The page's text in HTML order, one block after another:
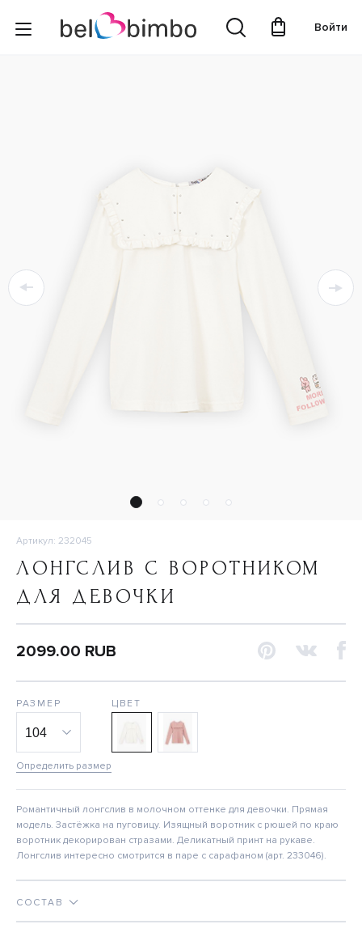
Войти
Артикул: 232045
ЛОНГСЛИВ С ВОРОТНИКОМ
ДЛЯ ДЕВОЧКИ
2099.00 RUB
РАЗМЕР
Определить размер
ЦВЕТ
Романтичный лонгслив в молочном оттенке для девочки. Прямая
модель. Застёжка на пуговицу. Изящный воротник с рюшей по краю
воротник декорирован стразами. Деликатный принт на рукаве.
Лонгслив интересно смотрится в паре с сарафаном (арт. 233046).
СОСТАВ